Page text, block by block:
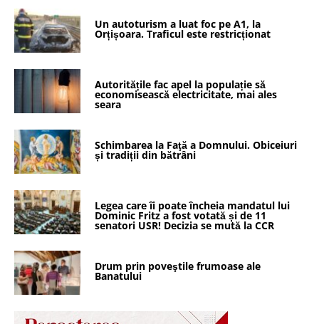
Un autoturism a luat foc pe A1, la
Orțișoara. Traficul este restricționat
Autoritățile fac apel la populație să
economisească electricitate, mai ales
seara
Schimbarea la Faţă a Domnului. Obiceiuri
și tradiții din bătrâni
Legea care îi poate încheia mandatul lui
Dominic Fritz a fost votată și de 11
senatori USR! Decizia se mută la CCR
Drum prin poveştile frumoase ale
Banatului